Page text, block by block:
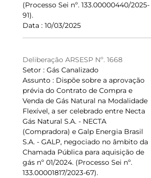
(Processo Sei nº. 133.00000440/2025-
91).
Data : 10/03/2025
Deliberação ARSESP Nº. 1668
Setor : Gás Canalizado
Assunto : Dispõe sobre a aprovação
prévia do Contrato de Compra e
Venda de Gás Natural na Modalidade
Flexível, a ser celebrado entre Necta
Gás Natural S.A. - NECTA
(Compradora) e Galp Energia Brasil
S.A. - GALP, negociado no âmbito da
Chamada Pública para aquisição de
gás nº 01/2024. (Processo Sei nº.
133.00001817/2023-67).